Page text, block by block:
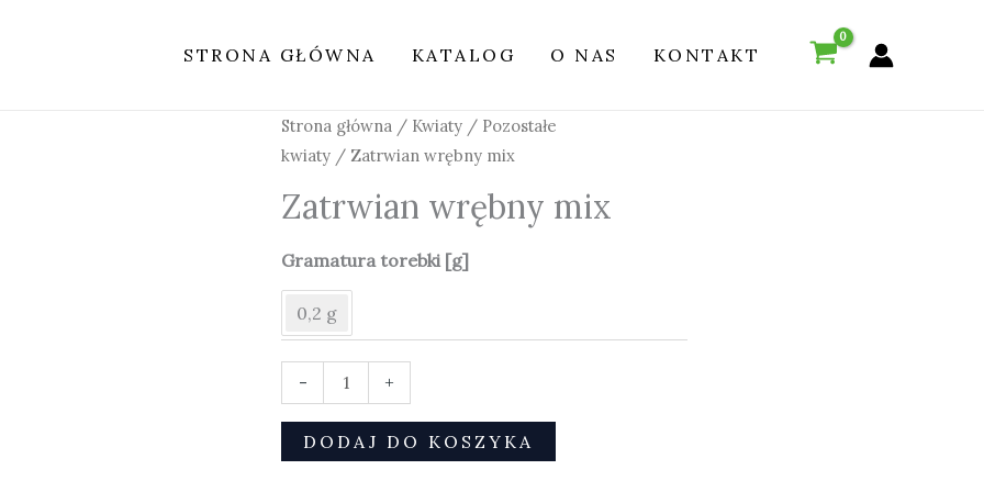
STRONA GŁÓWNA KATALOG O NAS KONTAKT
Strona główna / Kwiaty / Pozostałe
kwiaty / Zatrwian wrębny mix
Zatrwian wrębny mix
Gramatura torebki [g]
0,2 g
-
ilość
Zatrwian
mix
+
DODAJ DO KOSZYKA